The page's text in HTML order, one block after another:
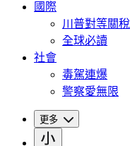
國際
川普對等關稅
全球必讀
社會
毒駕連爆
警察愛無限
更多